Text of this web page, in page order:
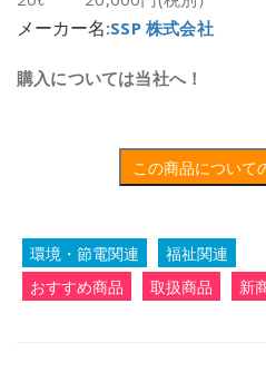
メーカー名:SSP 株式会社
購入については当社へ！
この商品について
環境・節電関連
福祉関連
おすすめ商品
取扱商品 新